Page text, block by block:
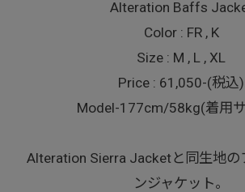
Alteration Baffs
Color : FR , K
Size : M , L , XL
Price : 61,050-(税込)
Model-177cm/58kg(着用
Alteration Sierra Jacketと同生地の
ンジャケット。